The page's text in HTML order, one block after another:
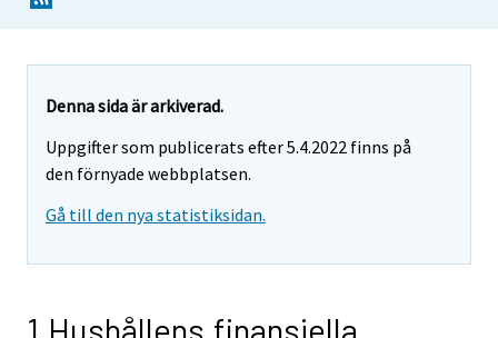
Denna sida är arkiverad.
Uppgifter som publicerats efter 5.4.2022 finns på
den förnyade webbplatsen.
Gå till den nya statistiksidan.
1.Hushållens finansiella